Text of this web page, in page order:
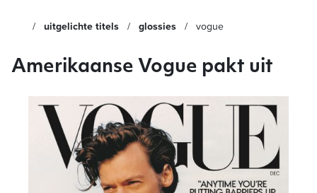
uitgelichte titels glossies vogue
Amerikaanse Vogue pakt uit